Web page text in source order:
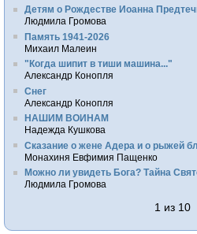
Детям о Рождестве Иоанна
Людмила Громова
Память 1941-2026
Михаил Малеин
"Когда шипит в тиши машина..."
Александр Конопля
Снег
Александр Конопля
НАШИМ ВОИНАМ
Надежда Кушкова
Сказание о жене Адера и о рыжей
Монахиня Евфимия Пащенко
Можно ли увидеть Бога? Тайна
Людмила Громова
1 из 10